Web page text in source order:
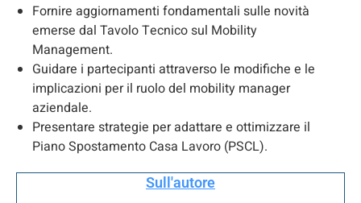
Fornire aggiornamenti fondamentali sulle novità
emerse dal Tavolo Tecnico sul Mobility
Management.
Guidare i partecipanti attraverso le modifiche e le
implicazioni per il ruolo del mobility manager
aziendale.
Presentare strategie per adattare e ottimizzare il
Piano Spostamento Casa Lavoro (PSCL).
Sull'autore